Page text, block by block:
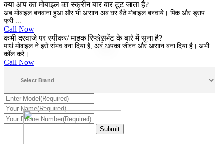
क्या आप का मोबाइल का स्क्रीन बार बार टूट जाता है?
अब मोबाइल बनवाना हुआ और भी आसान अब घर बैठे मोबाइल बनवाये। पिक और ड्राप
फ्री ...
Call Now
कभी दरवाजे पर स्पीकर/ माइक रिप्लेसमेंट के बारे में सुना है?
पार्थ मोबाइल ने इसे संभव बना दिया है, अब आपका जीवन और आसान बना दिया है। अभी
कॉल करे।
Call Now
5